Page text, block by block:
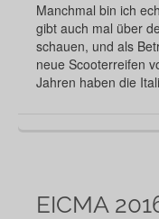
Manchmal bin ich
gibt auch mal über
schauen, und als
neue Scooterreifen
Jahren haben die
EICMA